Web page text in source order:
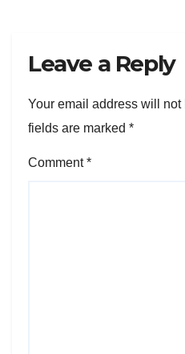
Leave a Reply
Your email address will not
fields are marked *
Comment*